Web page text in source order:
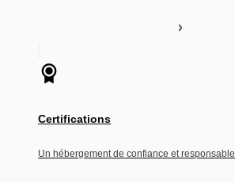
Certifications
Un hébergement de confiance et responsable